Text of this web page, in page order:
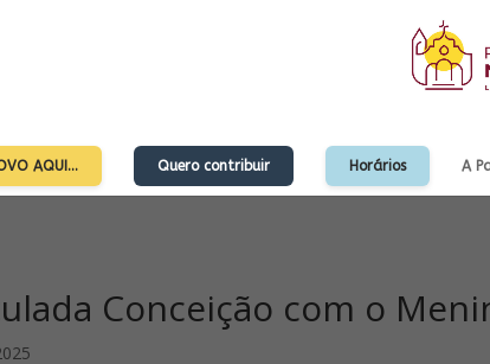
AQUI… Quero contribuir Horários A
Conceição com o